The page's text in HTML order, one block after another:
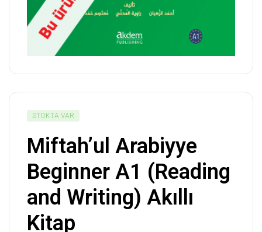
STOKTA VAR
Miftah’ul Arabiyye
Beginner A1 (Reading
and Writing) Akıllı
Kitap